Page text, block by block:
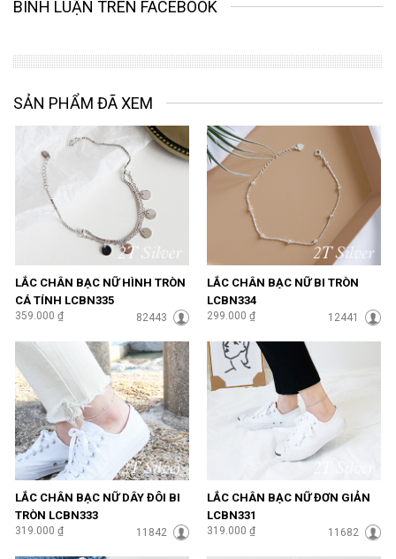
BÌNH LUẬN TRÊN FACEBOOK
SẢN PHẨM ĐÃ XEM
LẮC CHÂN BẠC NỮ HÌNH TRÒN
CÁ TÍNH LCBN335
359.000 ₫ 82443
LẮC CHÂN BẠC NỮ BI TRÒN
LCBN334
299.000 ₫ 12441
LẮC CHÂN BẠC NỮ DÂY ĐÔI BI
TRÒN LCBN333
319.000 ₫ 11842
LẮC CHÂN BẠC NỮ ĐƠN GIẢN
LCBN331
319.000 ₫ 11682